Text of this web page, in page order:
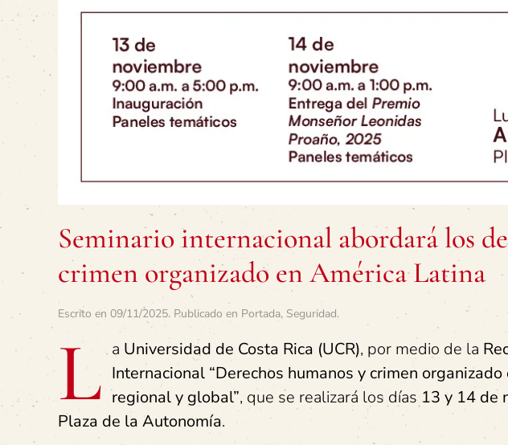
Seminario internacional abordará los
crimen organizado en América Latina
Escrito en 09/11/2025. Publicado en Portada, Seguridad.
L a Universidad de Costa Rica (UCR), por medio de la
Internacional “Derechos humanos y crimen
regional y global”, que se realizará los días 13 y 14 de
Plaza de la Autonomía.